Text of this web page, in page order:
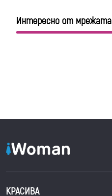
Интересно от мрежата
КРАСИВА